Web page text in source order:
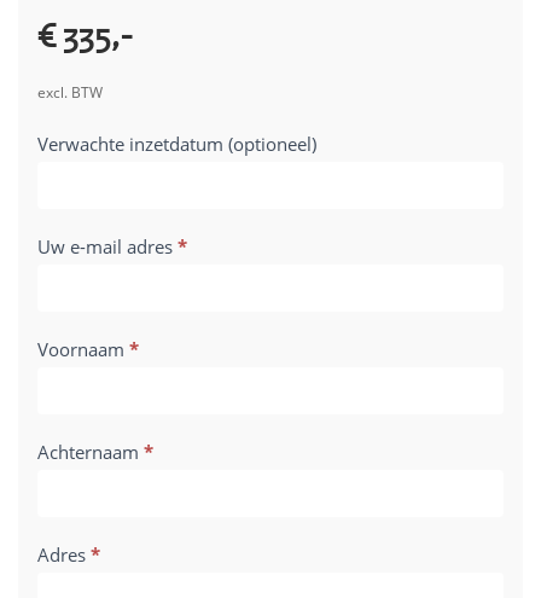
€ 335,-
excl. BTW
Verwachte inzetdatum (optioneel)
Uw e-mail adres *
Voornaam *
Achternaam *
Adres *